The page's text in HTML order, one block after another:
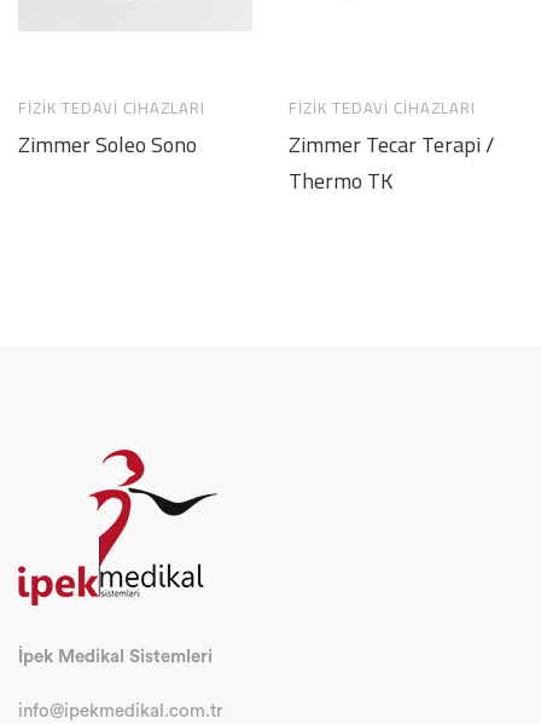
FIZIK TEDAVI CIHAZLARI
Zimmer Soleo Sono
FIZIK TEDAVI CIHAZLARI
Zimmer Tecar Terapi /
Thermo TK
İpek Medikal Sistemleri
info@ipekmedikal.com.tr